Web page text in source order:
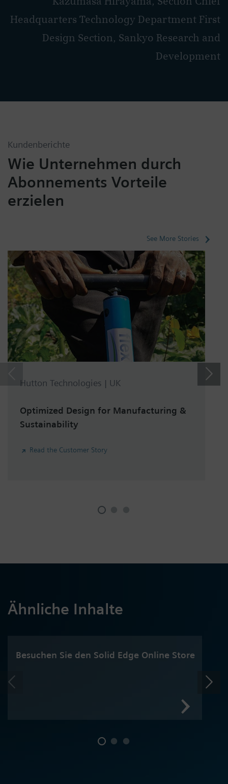
Headquarters Technology Department First
Design Section, Sankyo Research and
Development
Kundenberichte
Wie Unternehmen durch
Abonnements Vorteile
erzielen
See More Stories
Hutton Technologies | UK
Optimized Design for Manufacturing &
Sustainability
Read the Customer Story
Ähnliche Inhalte
Besuchen Sie den Solid Edge Online Store